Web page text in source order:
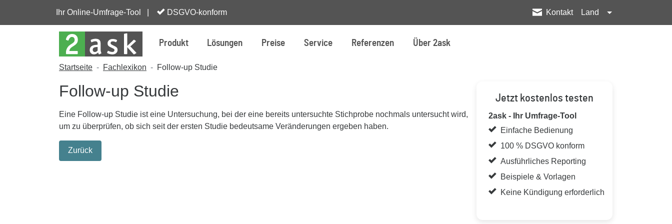
Ihr Online-Umfrage-Tool | DSGVO-konform Kontakt Land
Produkt Lösungen Preise Service Referenzen Über 2ask
Startseite Fachlexikon Follow-up Studie
Follow-up Studie
Eine Follow-up Studie ist eine Untersuchung, bei der eine bereits untersuchte Stichprobe nochmals untersucht wird,
um zu überprüfen, ob sich seit der ersten Studie bedeutsame Veränderungen ergeben haben.
Zurück
Jetzt kostenlos testen
2ask - Ihr Umfrage-Tool
Einfache Bedienung
100 % DSGVO konform
Ausführliches Reporting
Beispiele & Vorlagen
Keine Kündigung erforderlich